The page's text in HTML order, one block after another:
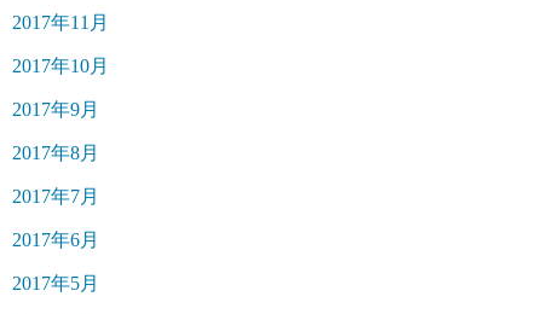
2017年11月
2017年10月
2017年9月
2017年8月
2017年7月
2017年6月
2017年5月